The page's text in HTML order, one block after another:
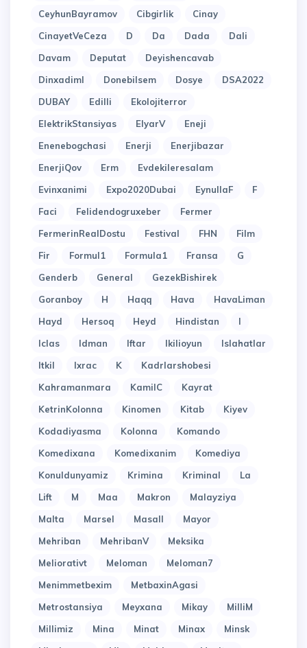
CeyhunBayramov
Cibgirlik
Cinay
CinayetVeCeza
D Da Dada
Dali
Davam
Deputat
Deyishencavab
Dinxadiml
Donebilsem Dosye
DSA2022
DUBAY
Edilli
Ekolojiterror
ElektrikStansiyas
ElyarV
Eneji
Enenebogchasi
Enerji
Enerjibazar
EnerjiQov
Erm
Evdekileresalam
Evinxanimi
Expo2020Dubai EynullaF
F
Faci
Felidendogruxeber
Fermer
FermerinRealDostu
Festival FHN
Film
Fir
Formul1 Formula1 Fransa
G
Genderb
General
GezekBishirek
Goranboy
H Haqq Hava
HavaLiman
Hayd
Hersoq Heyd Hindistan
I
Iclas
Idman Iftar Ikilioyun
Islahatlar
Itkil
Ixrac K
Kadrlarshobesi
Kahramanmara
KamilC
Kayrat
KetrinKolonna
Kinomen Kitab
Kiyev
Kodadiyasma
Kolonna
Komando
Komedixana
Komedixanim
Komediya
Konuldunyamiz
Krimina Kriminal
La
Lift
M Maa Makron
Malayziya
Malta
Marsel Masall
Mayor
Mehriban
MehribanV
Meksika
Meliorativt
Meloman
Meloman7
Menimmetbexim
MetbaxinAgasi
Metrostansiya
Meyxana Mikay
MilliM
Millimiz
Mina Minat Minax
Minsk